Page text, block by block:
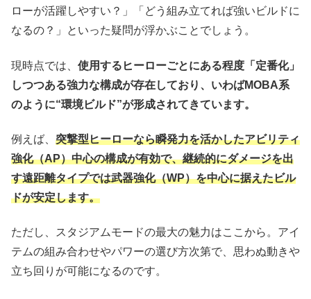
ローが活躍しやすい？」「どう組み立てれば強いビルドに
なるの？」といった疑問が浮かぶことでしょう。
現時点では、 使用するヒーローごとにある程度「定番化」
しつつある強力な構成が存在しており、いわばMOBA系
のように“環境ビルド”が形成されてきています。
例えば、 突撃型ヒーローなら瞬発力を活かしたアビリティ
強化（AP）中心の構成が有効で、継続的にダメージを出
す遠距離タイプでは武器強化（WP）を中心に据えたビル
ドが安定します。
ただし、スタジアムモードの最大の魅力はここから。アイ
テムの組み合わせやパワーの選び方次第で、思わぬ動きや
立ち回りが可能になるのです。